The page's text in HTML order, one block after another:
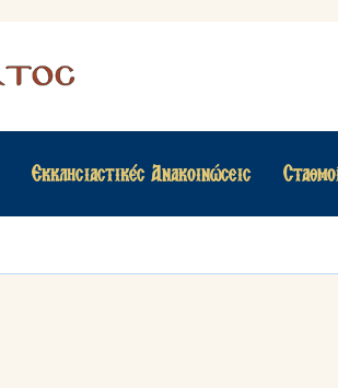
Εκκλησιαστικές Ανακοινώσεις